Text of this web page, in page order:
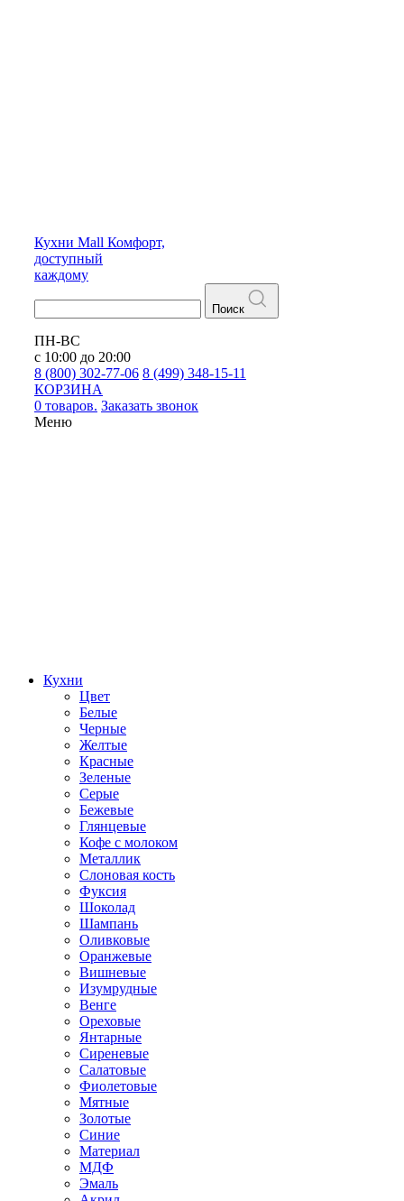
Кухни Mall Комфорт,
доступный
каждому
Поиск
ПН-ВС
с 10:00 до 20:00
8 (800) 302-77-06 8 (499) 348-15-11
КОРЗИНА
0 товаров. Заказать звонок
Меню
Кухни
Цвет
Белые
Черные
Желтые
Красные
Зеленые
Серые
Бежевые
Глянцевые
Кофе с молоком
Металлик
Слоновая кость
Фуксия
Шоколад
Шампань
Оливковые
Оранжевые
Вишневые
Изумрудные
Венге
Ореховые
Янтарные
Сиреневые
Салатовые
Фиолетовые
Мятные
Золотые
Синие
Материал
МДФ
Эмаль